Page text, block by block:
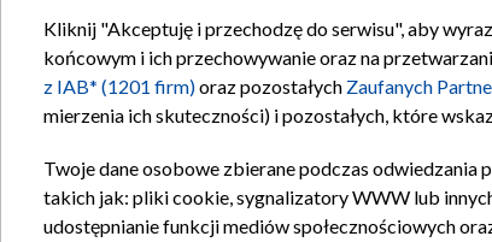
Regulamin
Kliknij "Akceptuję i przechodzę do serwisu", aby
końcowym i ich przechowywanie oraz na
z IAB* (1201 firm)oraz pozostałych Zaufanych
mierzenia ich skuteczności) i pozostałych, które
Twoje dane osobowe zbierane podczas odwiedzania
takich jak: pliki cookie, sygnalizatory WWW lub
udostępnianie funkcji mediów społecznościowych